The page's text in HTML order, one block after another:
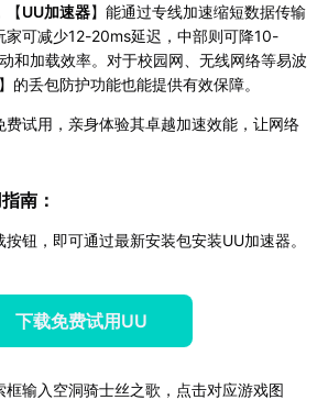
【UU加速器】能通过专线加速缩短数据传输
可减少12-20ms延迟，中部则可降10-
加载效率。对于校园网、无线网络等易波
】的丢包防护功能也能提供有效保障。
费试用，亲身体验其卓越加速效能，让网络
南：
钮，即可通过最新安装包安装UU加速器。
下载免费试用UU
输入空洞骑士丝之歌，点击对应游戏图